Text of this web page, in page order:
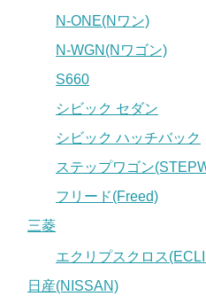
N-ONE(Nワン)
N-WGN(Nワゴン)
S660
シビック セダン
シビック ハッチバック
ステップワゴン
フリード(Freed)
三菱
エクリプスクロス
日産(NISSAN)